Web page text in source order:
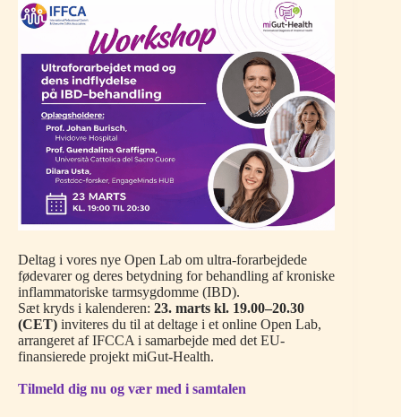
Deltag i vores nye Open Lab om ultra-forarbejdede
fødevarer og deres betydning for behandling af kroniske
inflammatoriske tarmsygdomme (IBD).
Sæt kryds i kalenderen: 23. marts kl. 19.00–20.30
(CET) inviteres du til at deltage i et online Open Lab,
arrangeret af IFCCA i samarbejde med det EU-
finansierede projekt miGut-Health.
Tilmeld dig nu og vær med i samtalen